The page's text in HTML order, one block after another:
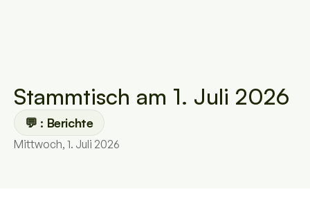
Stammtisch am 1. Juli 2026
💬 : Berichte
Mittwoch, 1. Juli 2026